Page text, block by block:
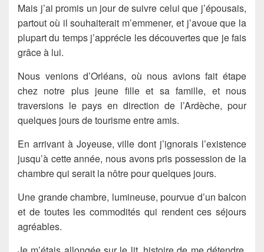
Mais j’ai promis un jour de suivre celui que j’épousais,
partout où il souhaiterait m’emmener, et j’avoue que la
plupart du temps j’apprécie les découvertes que je fais
grâce à lui.
Nous venions d’Orléans, où nous avions fait étape
chez notre plus jeune fille et sa famille, et nous
traversions le pays en direction de l’Ardèche, pour
quelques jours de tourisme entre amis.
En arrivant à Joyeuse, ville dont j’ignorais l’existence
jusqu’à cette année, nous avons pris possession de la
chambre qui serait la nôtre pour quelques jours.
Une grande chambre, lumineuse, pourvue d’un balcon
et de toutes les commodités qui rendent ces séjours
agréables.